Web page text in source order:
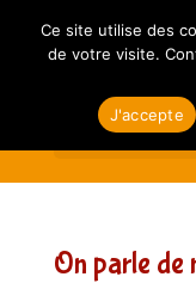
Sélectionner une
On parle de
Ce site utilise des
de votre visite.
J'accepte